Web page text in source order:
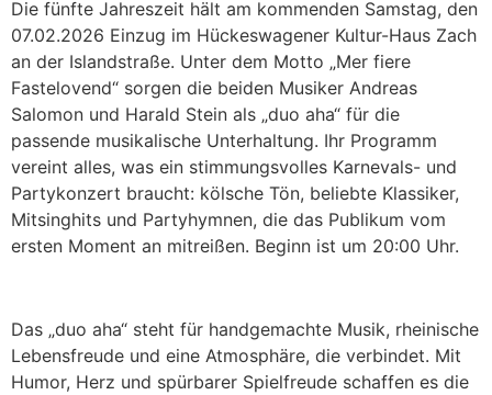
Die fünfte Jahreszeit hält am kommenden Samstag, den
07.02.2026 Einzug im Hückeswagener Kultur-Haus Zach
an der Islandstraße. Unter dem Motto „Mer fiere
Fastelovend“ sorgen die beiden Musiker Andreas
Salomon und Harald Stein als „duo aha“ für die
passende musikalische Unterhaltung. Ihr Programm
vereint alles, was ein stimmungsvolles Karnevals- und
Partykonzert braucht: kölsche Tön, beliebte Klassiker,
Mitsinghits und Partyhymnen, die das Publikum vom
ersten Moment an mitreißen. Beginn ist um 20:00 Uhr.
Das „duo aha“ steht für handgemachte Musik, rheinische
Lebensfreude und eine Atmosphäre, die verbindet. Mit
Humor, Herz und spürbarer Spielfreude schaffen es die